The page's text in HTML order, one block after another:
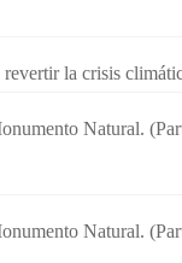
revertir la crisis
Natural.
Natural.